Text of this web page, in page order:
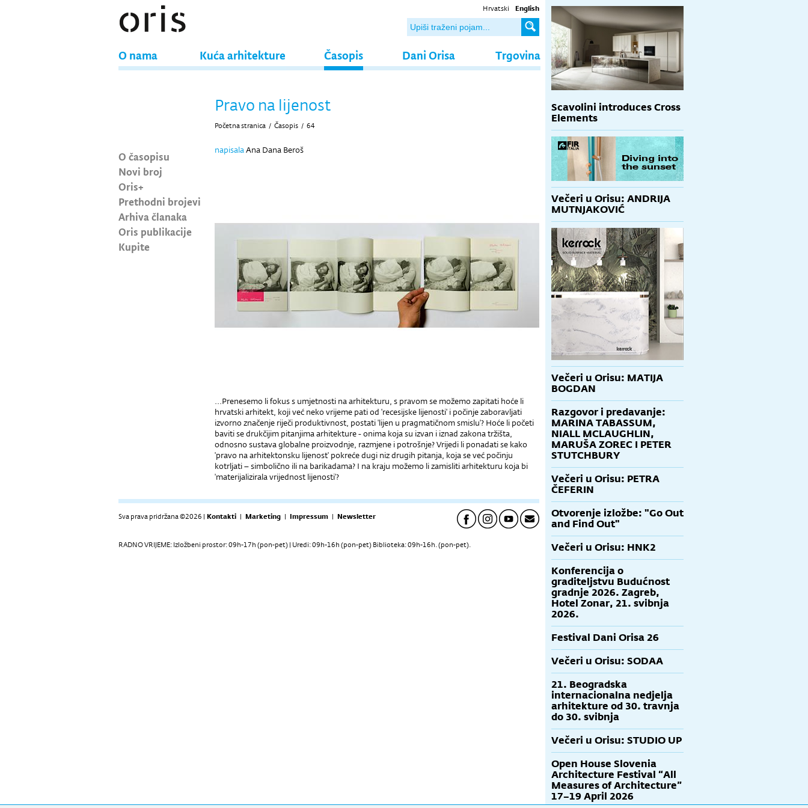
Hrvatski English
O nama Kuća arhitekture Časopis Dani Orisa Trgovina
O časopisu
Novi broj
Oris+
Prethodni brojevi
Arhiva članaka
Oris publikacije
Kupite
Pravo na lijenost
Početna stranica / Časopis / 64
napisalaAna Dana Beroš
...Prenesemo li fokus s umjetnosti na arhitekturu, s pravom se možemo zapitati hoće li
hrvatski arhitekt, koji već neko vrijeme pati od 'recesijske lijenosti' i počinje zaboravljati
izvorno značenje riječi produktivnost, postati 'lijen u pragmatičnom smislu'? Hoće li početi
baviti se drukčijim pitanjima arhitekture - onima koja su izvan i iznad zakona tržišta,
odnosno sustava globalne proizvodnje, razmjene i potrošnje? Vrijedi li ponadati se kako
'pravo na arhitektonsku lijenost' pokreće dugi niz drugih pitanja, koja se već počinju
kotrljati – simbolično ili na barikadama? I na kraju možemo li zamisliti arhitekturu koja bi
'materijalizirala vrijednost lijenosti'?
Sva prava pridržana ©2026 | Kontakti | Marketing | Impressum | Newsletter
RADNO VRIJEME: Izložbeni prostor: 09h-17h (pon-pet) | Uredi: 09h-16h (pon-pet) Biblioteka: 09h-16h. (pon-pet).
Scavolini introduces Cross
Elements
Večeri u Orisu: ANDRIJA
MUTNJAKOVIĆ
Večeri u Orisu: MATIJA
BOGDAN
Razgovor i predavanje:
MARINA TABASSUM,
NIALL MCLAUGHLIN,
MARUŠA ZOREC I PETER
STUTCHBURY
Večeri u Orisu: PETRA
ČEFERIN
Otvorenje izložbe: "Go Out
and Find Out"
Večeri u Orisu: HNK2
Konferencija o
graditeljstvu Budućnost
gradnje 2026. Zagreb,
Hotel Zonar, 21. svibnja
2026.
Festival Dani Orisa 26
Večeri u Orisu: SODAA
21. Beogradska
internacionalna nedjelja
arhitekture od 30. travnja
do 30. svibnja
Večeri u Orisu: STUDIO UP
Open House Slovenia
Architecture Festival “All
Measures of Architecture”
17–19 April 2026